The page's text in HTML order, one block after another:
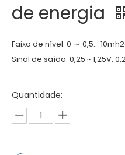
de energia
Faixa de nível: 0 ～ 0,5…
Sinal de saída: 0,25 ~ 1,25V,
Quantidade: